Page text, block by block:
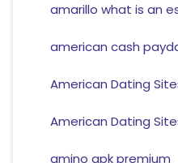
amarillo what is an
american cash
American Dating
American Dating
amino apk premium